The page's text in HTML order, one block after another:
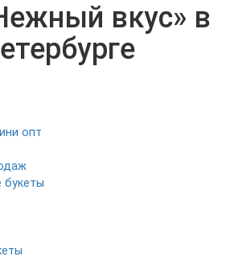
вкус» в
опт
букеты